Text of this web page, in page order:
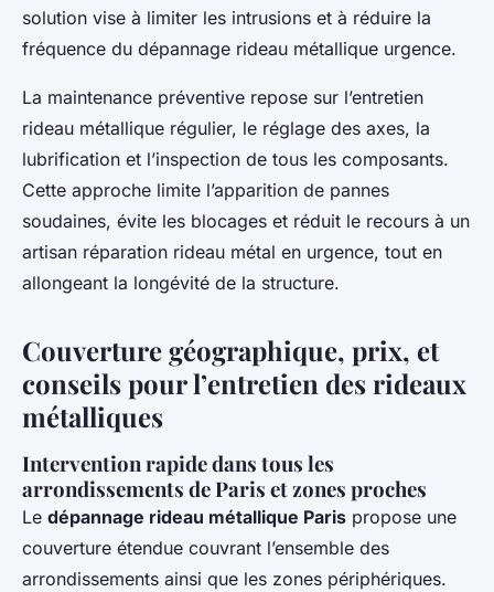
solution vise à limiter les intrusions et à réduire la
fréquence du dépannage rideau métallique urgence.
La maintenance préventive repose sur l’entretien
rideau métallique régulier, le réglage des axes, la
lubrification et l’inspection de tous les composants.
Cette approche limite l’apparition de pannes
soudaines, évite les blocages et réduit le recours à un
artisan réparation rideau métal en urgence, tout en
allongeant la longévité de la structure.
Couverture géographique, prix, et
conseils pour l’entretien des rideaux
métalliques
Intervention rapide dans tous les
arrondissements de Paris et zones proches
Le dépannage rideau métallique Paris propose une
couverture étendue couvrant l’ensemble des
arrondissements ainsi que les zones périphériques.